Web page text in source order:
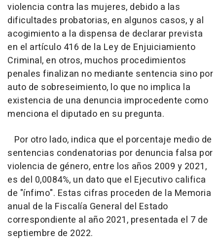
violencia contra las mujeres, debido a las
dificultades probatorias, en algunos casos, y al
acogimiento a la dispensa de declarar prevista
en el artículo 416 de la Ley de Enjuiciamiento
Criminal, en otros, muchos procedimientos
penales finalizan no mediante sentencia sino por
auto de sobreseimiento, lo que no implica la
existencia de una denuncia improcedente como
menciona el diputado en su pregunta.
Por otro lado, indica que el porcentaje medio de
sentencias condenatorias por denuncia falsa por
violencia de género, entre los años 2009 y 2021,
es del 0,0084%, un dato que el Ejecutivo califica
de "ínfimo". Estas cifras proceden de la Memoria
anual de la Fiscalía General del Estado
correspondiente al año 2021, presentada el 7 de
septiembre de 2022.